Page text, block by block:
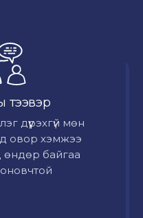
тээвэр
дүүрэхгүй мөн
овор хэмжээ
өндөр байгаа